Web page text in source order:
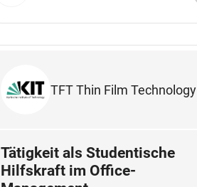
TFT Thin Film Technology
Tätigkeit als Studentische
Hilfskraft im Office-